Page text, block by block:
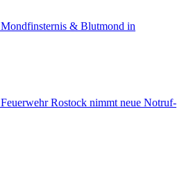
Mondfinsternis & Blutmond in
Feuerwehr Rostock nimmt neue Notruf-